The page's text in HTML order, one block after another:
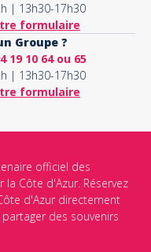
| 13h30-17h30
formulaire
Groupe ?
19 10 64 ou 65
| 13h30-17h30
formulaire
officiel des
Côte d'Azur. Réservez
d'Azur directement
des souvenirs